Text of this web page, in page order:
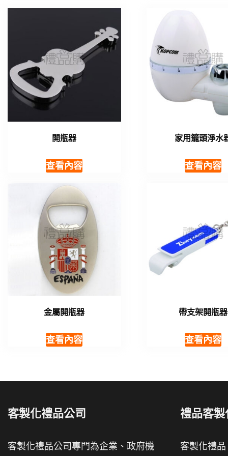
開瓶器
查看內容
家用籠頭淨水
查看內容
金屬開瓶器
查看內容
帶支架開瓶器
查看內容
客製化禮品公司
客製化禮品公司專門為企業、政府機
禮品客製
客製化禮品